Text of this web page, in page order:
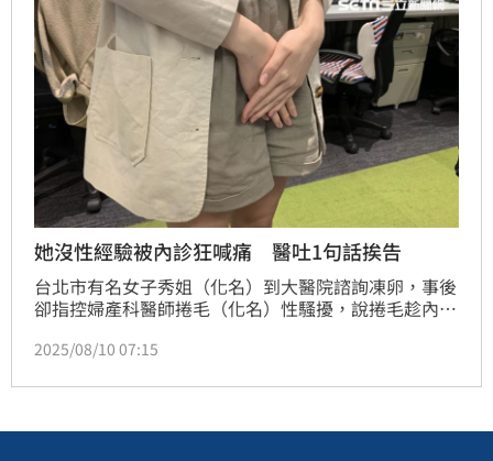
她沒性經驗被內診狂喊痛 醫吐1句話挨告
台北市有名女子秀姐（化名）到大醫院諮詢凍卵，事後
卻指控婦產科醫師捲毛（化名）性騷擾，說捲毛趁內診
到無力阻擋。秀姐還掏出看診時的錄音檔當證據，雖然
立，捲毛提出行政訴訟也遭駁回。捲毛在刑事方面也被
2025/08/10 07:15